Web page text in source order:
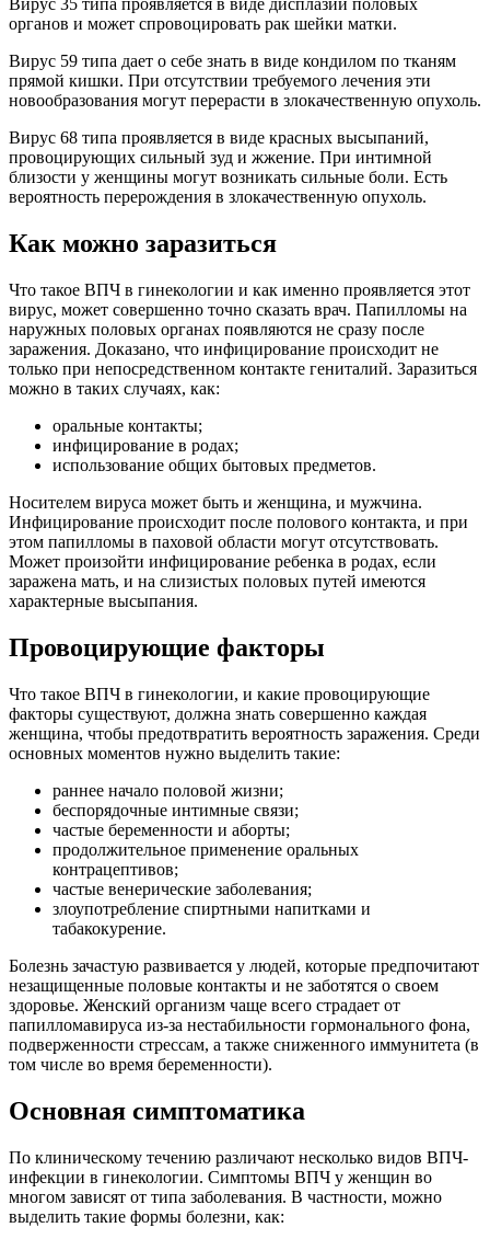
Вирус 35 типа проявляется в виде дисплазии половых
органов и может спровоцировать рак шейки матки.
Вирус 59 типа дает о себе знать в виде кондилом по тканям
прямой кишки. При отсутствии требуемого лечения эти
новообразования могут перерасти в злокачественную опухоль.
Вирус 68 типа проявляется в виде красных высыпаний,
провоцирующих сильный зуд и жжение. При интимной
близости у женщины могут возникать сильные боли. Есть
вероятность перерождения в злокачественную опухоль.
Как можно заразиться
Что такое ВПЧ в гинекологии и как именно проявляется этот
вирус, может совершенно точно сказать врач. Папилломы на
наружных половых органах появляются не сразу после
заражения. Доказано, что инфицирование происходит не
только при непосредственном контакте гениталий. Заразиться
можно в таких случаях, как:
оральные контакты;
инфицирование в родах;
использование общих бытовых предметов.
Носителем вируса может быть и женщина, и мужчина.
Инфицирование происходит после полового контакта, и при
этом папилломы в паховой области могут отсутствовать.
Может произойти инфицирование ребенка в родах, если
заражена мать, и на слизистых половых путей имеются
характерные высыпания.
Провоцирующие факторы
Что такое ВПЧ в гинекологии, и какие провоцирующие
факторы существуют, должна знать совершенно каждая
женщина, чтобы предотвратить вероятность заражения. Среди
основных моментов нужно выделить такие:
раннее начало половой жизни;
беспорядочные интимные связи;
частые беременности и аборты;
продолжительное применение оральных
контрацептивов;
частые венерические заболевания;
злоупотребление спиртными напитками и
табакокурение.
Болезнь зачастую развивается у людей, которые предпочитают
незащищенные половые контакты и не заботятся о своем
здоровье. Женский организм чаще всего страдает от
папилломавируса из-за нестабильности гормонального фона,
подверженности стрессам, а также сниженного иммунитета (в
том числе во время беременности).
Основная симптоматика
По клиническому течению различают несколько видов ВПЧ-
инфекции в гинекологии. Симптомы ВПЧ у женщин во
многом зависят от типа заболевания. В частности, можно
выделить такие формы болезни, как: